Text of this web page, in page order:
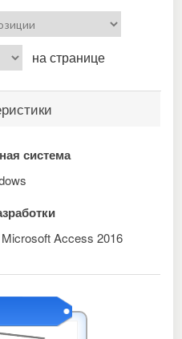
на странице
система
Microsoft Access 2016